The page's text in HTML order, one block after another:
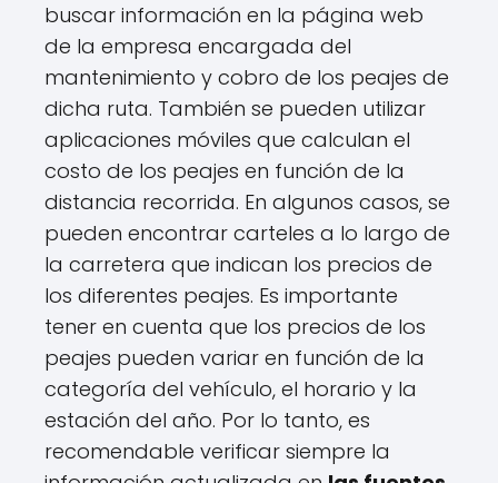
buscar información en la página web
de la empresa encargada del
mantenimiento y cobro de los peajes de
dicha ruta. También se pueden utilizar
aplicaciones móviles que calculan el
costo de los peajes en función de la
distancia recorrida. En algunos casos, se
pueden encontrar carteles a lo largo de
la carretera que indican los precios de
los diferentes peajes. Es importante
tener en cuenta que los precios de los
peajes pueden variar en función de la
categoría del vehículo, el horario y la
estación del año. Por lo tanto, es
recomendable verificar siempre la